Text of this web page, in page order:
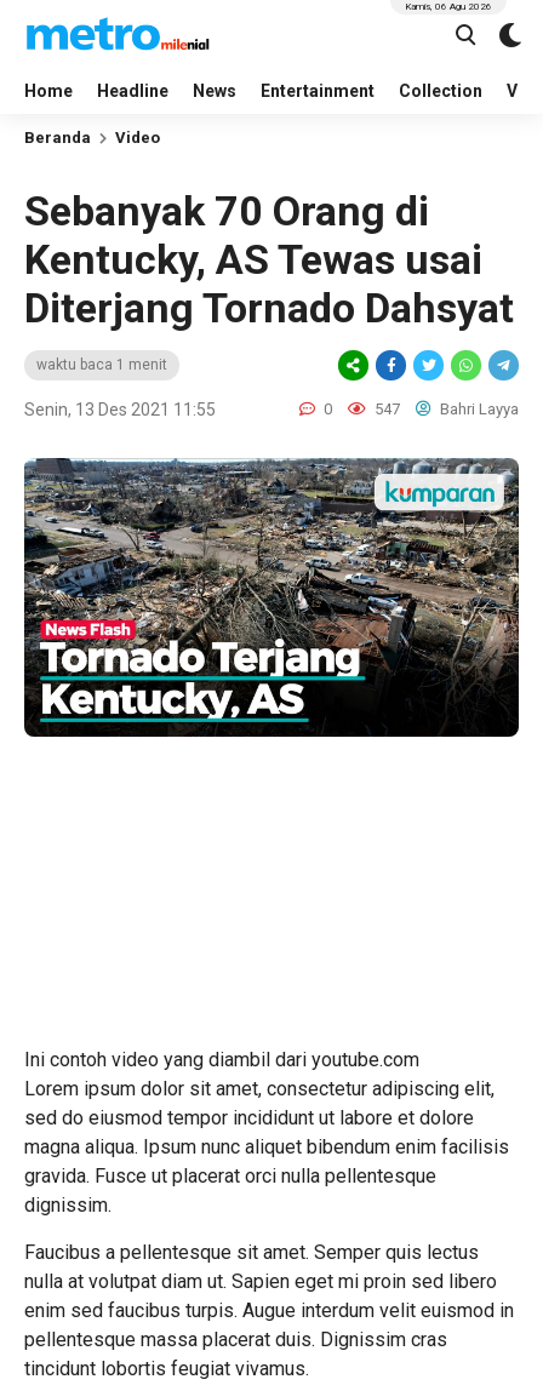
Home Headline News Entertainment Collection
Kamis, 06 Agu 2026
Beranda Video
Sebanyak 70 Orang di
Kentucky, AS Tewas usai
Diterjang Tornado Dahsyat
waktu baca 1 menit
Senin, 13 Des 2021 11:55 0 547 Bahri Layya
Ini contoh video yang diambil dari youtube.com
Lorem ipsum dolor sit amet, consectetur adipiscing elit,
sed do eiusmod tempor incididunt ut labore et dolore
magna aliqua. Ipsum nunc aliquet bibendum enim facilisis
gravida. Fusce ut placerat orci nulla pellentesque
dignissim.
Faucibus a pellentesque sit amet. Semper quis lectus
nulla at volutpat diam ut. Sapien eget mi proin sed libero
enim sed faucibus turpis. Augue interdum velit euismod in
pellentesque massa placerat duis. Dignissim cras
tincidunt lobortis feugiat vivamus.